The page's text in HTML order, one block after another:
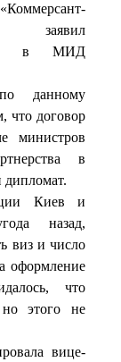
заявил
в МИД
по данному
что договор
министров
в
Киев и
назад,
виз и число
оформление
что
этого не
вице-